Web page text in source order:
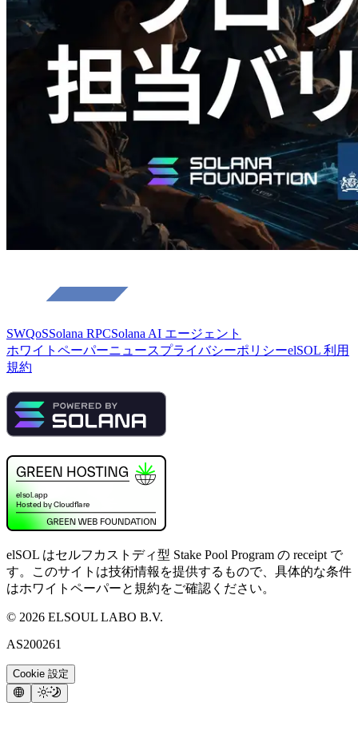
ク生成時間と担当バリデータを視覚化
この記事を読む
さらに読み込む
SWQoSSolana RPCSolana AI エージェント
ホワイトペーパーニュースプライバシーポリシーelSOL 利用
規約
elSOL はセルフカストディ型 Stake Pool Program の receipt で
す。このサイトは技術情報を提供するもので、具体的な条件
はホワイトペーパーと規約をご確認ください。
© 2026 ELSOUL LABO B.V.
AS200261
Cookie 設定